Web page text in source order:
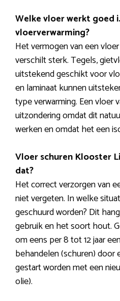
Welke vloer werkt goed
vloerverwarming?
Het vermogen van een
verschilt sterk. Tegels,
uitstekend geschikt voor
en laminaat kunnen
type verwarming. Een vloer
uitzondering omdat dit
werken en omdat het een
Vloer schuren Klooster
dat?
Het correct verzorgen van
niet vergeten. In welke
geschuurd worden? Dit
gebruik en het soort hout.
om eens per 8 tot 12 jaar
behandelen (schuren) door
gestart worden met een
olie).